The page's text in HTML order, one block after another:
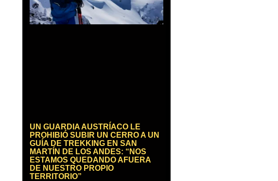
UN GUARDIA AUSTRÍACO LE
PROHIBIÓ SUBIR UN CERRO A UN
GUÍA DE TREKKING EN SAN
MARTÍN DE LOS ANDES: “NOS
ESTAMOS QUEDANDO AFUERA
DE NUESTRO PROPIO
TERRITORIO”